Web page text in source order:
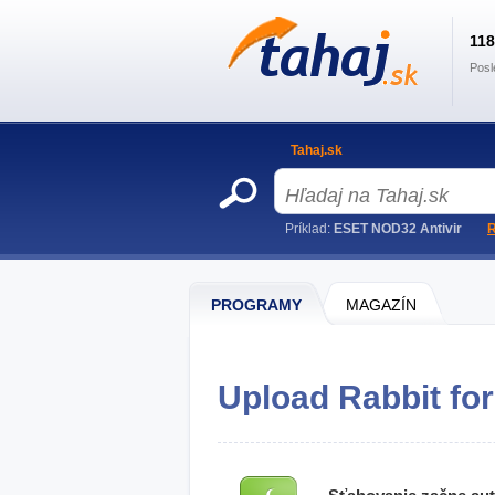
PROGRAMY MAGAZÍN
Upload Rabbit
Tahaj.sk
Príklad: ESET NOD32 Antivir